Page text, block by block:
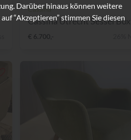
Cassina
Cassina Utrecht Sessel
€ 6.700,-
Darüber hinaus können weitere
“Akzeptieren” stimmen Sie diesen